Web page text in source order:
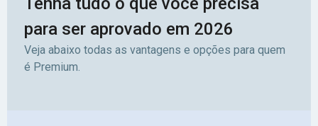
para ser aprovado em 2026
Veja abaixo todas as vantagens e opções para quem
é Premium.